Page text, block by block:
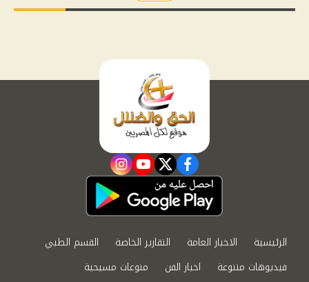
facebook
twitter
youtube
instagram
الرئيسية الاخبار العامة التقارير الخاصة
القسم الطبي
فيديوهات متنوعة
اخبار الفن
منوعات مسيحية